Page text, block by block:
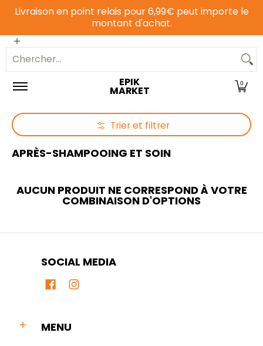
Passer au contenu principal
Livraison en point relais pour 6,99€ peut importe le
montant d'achat.
Epicerie sucrée
Chercher...
EPIK
MARKET
0
Passer au contenu principalTrier et filtrer
APRÈS-SHAMPOOING ET SOIN
AUCUN PRODUIT NE CORRESPOND À VOTRE
COMBINAISON D'OPTIONS
SOCIAL MEDIA
MENU